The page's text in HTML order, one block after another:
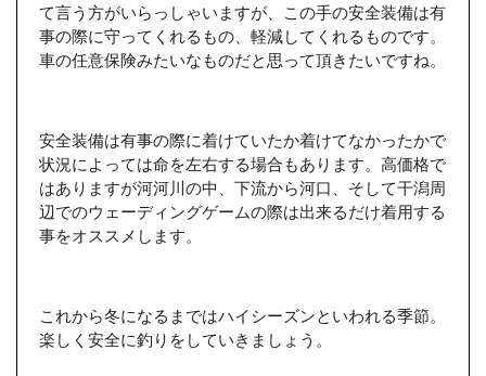
て言う方がいらっしゃいますが、この手の安全装備は有
事の際に守ってくれるもの、軽減してくれるものです。
車の任意保険みたいなものだと思って頂きたいですね。
安全装備は有事の際に着けていたか着けてなかったかで
状況によっては命を左右する場合もあります。高価格で
はありますが河河川の中、下流から河口、そして干潟周
辺でのウェーディングゲームの際は出来るだけ着用する
事をオススメします。
これから冬になるまではハイシーズンといわれる季節。
楽しく安全に釣りをしていきましょう。